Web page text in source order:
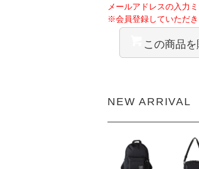
メールアドレスの入力
※会員登録していただき
この商品
NEW ARRIVAL